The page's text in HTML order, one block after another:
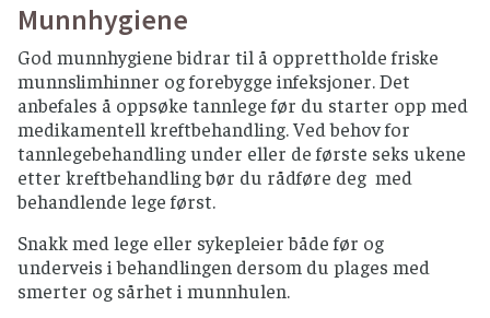
råvarer, god kjøling og god hygiene.
Villfisk som skal spises rå, må dypfryses minst
et døgn. Gjelder ikke norsk oppdrettslaks
eller ørret.
Skjell og skalldyr serveres kun fullstendig
varmebehandlet.
Røkelaks og gravlaks er kun delvis anbefalt,
snakk med din behandlende lege om det er
FRUKT, BÆR OG GRØNNSAKER
Grønnsaker og frukt som skal spises rått bør
Munnhygiene
God munnhygiene bidrar til å opprettholde friske
munnslimhinner og forebygge infeksjoner. Det
anbefales å oppsøke tannlege før du starter opp med
medikamentell kreftbehandling. Ved behov for
tannlegebehandling under eller de første seks ukene
etter kreftbehandling bør du rådføre deg med
behandlende lege først.
Snakk med lege eller sykepleier både før og
underveis i behandlingen dersom du plages med
smerter og sårhet i munnhulen.